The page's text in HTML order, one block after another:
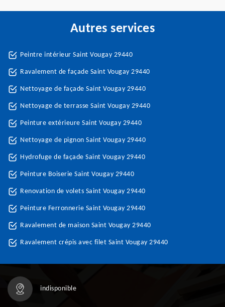
Autres services
Peintre intérieur Saint Vougay 29440
Ravalement de façade Saint Vougay 29440
Nettoyage de façade Saint Vougay 29440
Nettoyage de terrasse Saint Vougay 29440
Peinture extérieure Saint Vougay 29440
Nettoyage de pignon Saint Vougay 29440
Hydrofuge de façade Saint Vougay 29440
Peinture Boiserie Saint Vougay 29440
Renovation de volets Saint Vougay 29440
Peinture Ferronnerie Saint Vougay 29440
Ravalement de maison Saint Vougay 29440
Ravalement crépis avec filet Saint Vougay 29440
indisponible